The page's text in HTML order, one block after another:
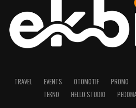
TRAVEL EVENTS OTOMOTIF PROMO
TEKNO
HELLO STUDIO